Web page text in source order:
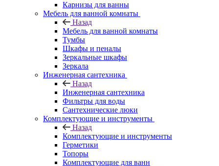
Карнизы для ванны
Мебель для ванной комнаты
Назад
Мебель для ванной комнаты
Тумбы
Шкафы и пеналы
Зеркальные шкафы
Зеркала
Инженерная сантехника
Назад
Инженерная сантехника
Фильтры для воды
Сантехнические люки
Комплектующие и инструменты
Назад
Комплектующие и инструменты
Герметики
Топоры
Комплектующие для ванн